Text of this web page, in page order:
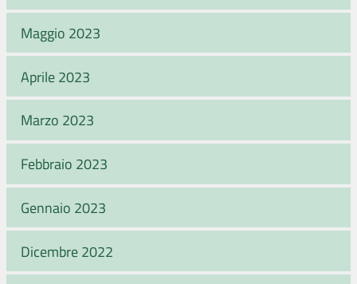
Maggio 2023
Aprile 2023
Marzo 2023
Febbraio 2023
Gennaio 2023
Dicembre 2022